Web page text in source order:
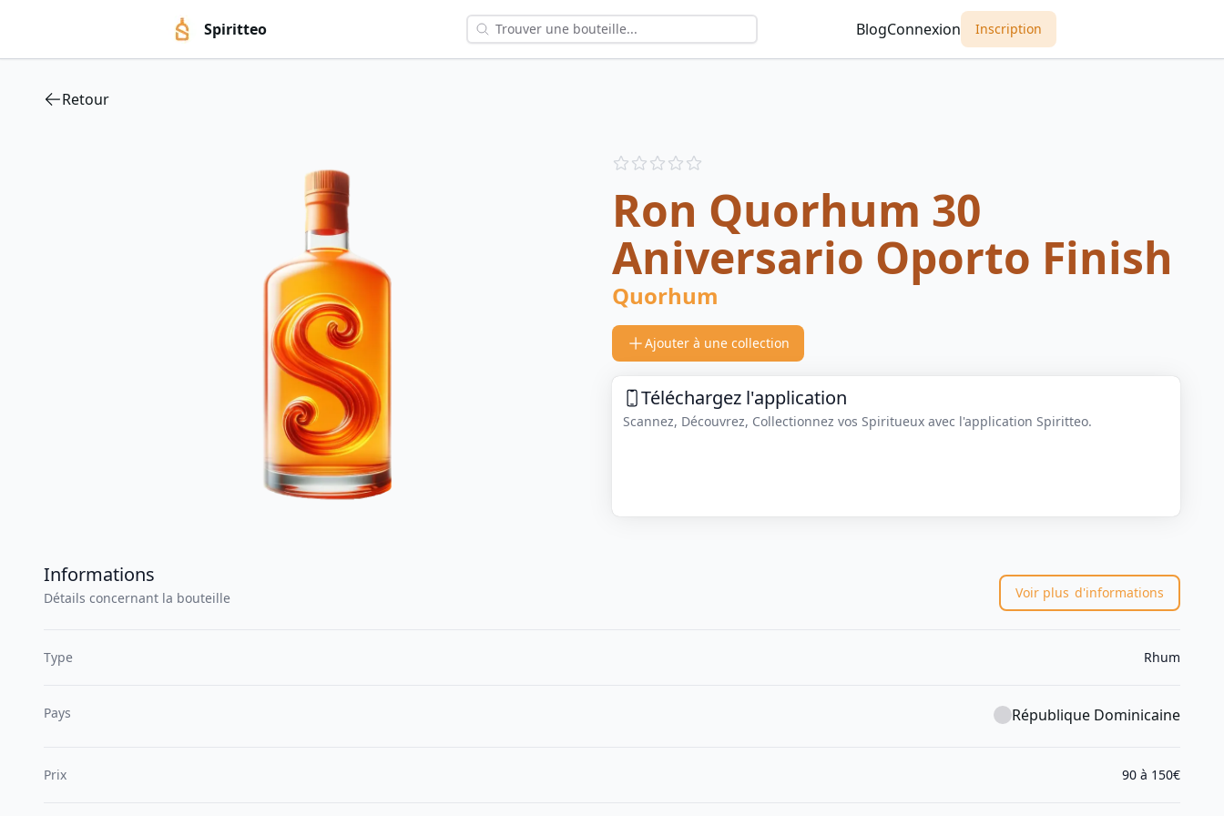
Spiritteo BlogConnexion Inscription
Retour
Reviews
Ron Quorhum 30
Aniversario Oporto Finish
Quorhum
Ajouter à une collection
Téléchargez l'application
Scannez, Découvrez, Collectionnez vos Spiritueux avec l'application Spiritteo.
Informations
Détails concernant la bouteille Voir plus d'informations
Type Rhum
Pays République Dominicaine
Prix 90 à 150€